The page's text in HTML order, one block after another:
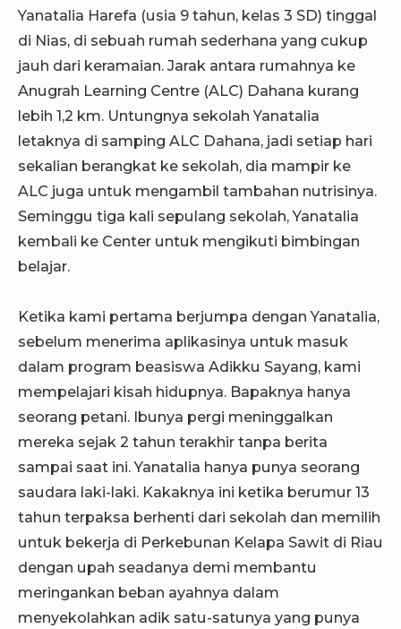
Yanatalia Harefa (usia 9 tahun, kelas 3 SD) tinggal
di Nias, di sebuah rumah sederhana yang cukup
jauh dari keramaian. Jarak antara rumahnya ke
Anugrah Learning Centre (ALC) Dahana kurang
lebih 1,2 km. Untungnya sekolah Yanatalia
letaknya di samping ALC Dahana, jadi setiap hari
sekalian berangkat ke sekolah, dia mampir ke
ALC juga untuk mengambil tambahan nutrisinya.
Seminggu tiga kali sepulang sekolah, Yanatalia
kembali ke Center untuk mengikuti bimbingan
belajar.
Ketika kami pertama berjumpa dengan Yanatalia,
sebelum menerima aplikasinya untuk masuk
dalam program beasiswa Adikku Sayang, kami
mempelajari kisah hidupnya. Bapaknya hanya
seorang petani. Ibunya pergi meninggalkan
mereka sejak 2 tahun terakhir tanpa berita
sampai saat ini. Yanatalia hanya punya seorang
saudara laki-laki. Kakaknya ini ketika berumur 13
tahun terpaksa berhenti dari sekolah dan memilih
untuk bekerja di Perkebunan Kelapa Sawit di Riau
dengan upah seadanya demi membantu
meringankan beban ayahnya dalam
menyekolahkan adik satu-satunya yang punya